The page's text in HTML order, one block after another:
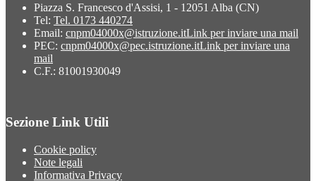
Piazza S. Francesco d'Assisi, 1 - 12051 Alba (CN)
Tel: Tel. 0173 440274
Email: cnpm04000x@istruzione.itLink per inviare una mail
PEC: cnpm04000x@pec.istruzione.itLink per inviare una
mail
C.F.: 81001930049
Sezione Link Utili
Cookie policy
Note legali
Informativa Privacy